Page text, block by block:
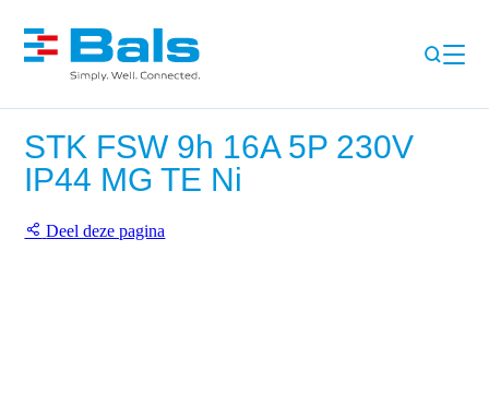
STK FSW 9h 16A 5P 230V
IP44 MG TE Ni
Deel deze pagina